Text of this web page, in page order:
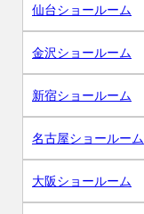
仙台ショールーム
金沢ショールーム
新宿ショールーム
名古屋ショールーム
大阪ショールーム